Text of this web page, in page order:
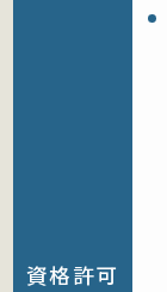
資格許可